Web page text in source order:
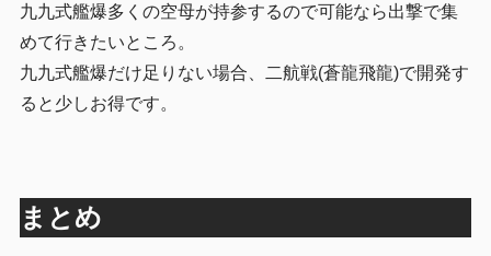
九九式艦爆多くの空母が持参するので可能なら出撃で集
めて行きたいところ。
九九式艦爆だけ足りない場合、二航戦(蒼龍飛龍)で開発す
ると少しお得です。
まとめ